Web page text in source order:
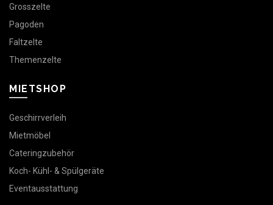
Grosszelte
Pagoden
Faltzelte
Themenzelte
MIETSHOP
Geschirrverleih
Mietmöbel
Cateringzubehör
Koch- Kühl- & Spülgeräte
Eventausstattung